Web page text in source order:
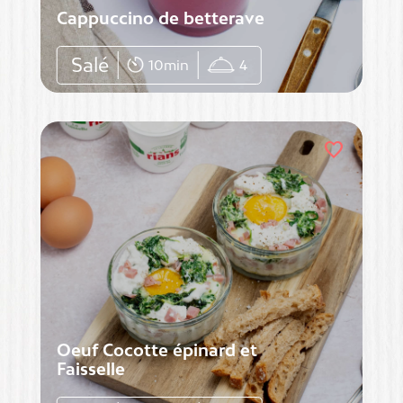
Cappuccino de betterave
Salé 10min 4
favorite
Oeuf Cocotte épinard et
Faisselle